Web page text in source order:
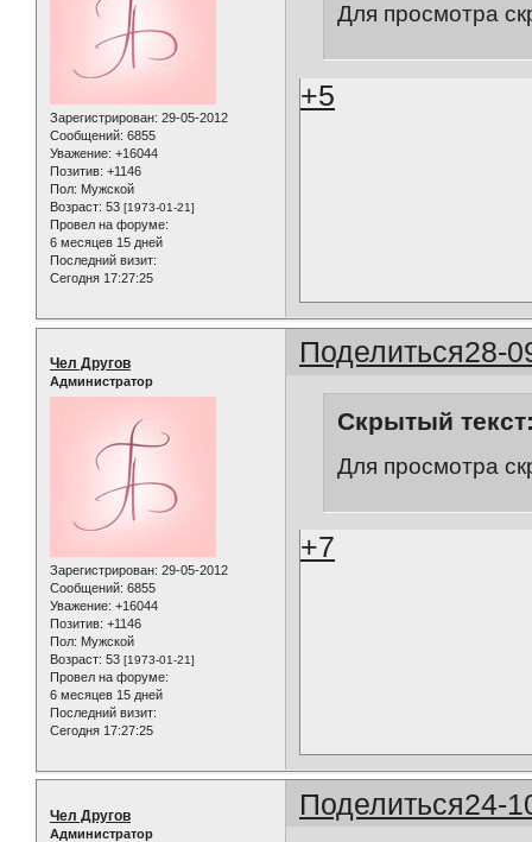
Зарегистрирован: 29-05-2012
Сообщений: 6855
Уважение: +16044
Позитив: +1146
Пол: Мужской
Возраст: 53 [1973-01-21]
Провел на форуме:
6 месяцев 15 дней
Последний визит:
Сегодня 17:27:25
Для просмотра
+5
Поделиться28-
Чел Другов
Администратор
Зарегистрирован: 29-05-2012
Сообщений: 6855
Уважение: +16044
Позитив: +1146
Пол: Мужской
Возраст: 53 [1973-01-21]
Провел на форуме:
6 месяцев 15 дней
Последний визит:
Сегодня 17:27:25
Скрытый
Для просмотра
+7
Поделиться24-
Чел Другов
Администратор